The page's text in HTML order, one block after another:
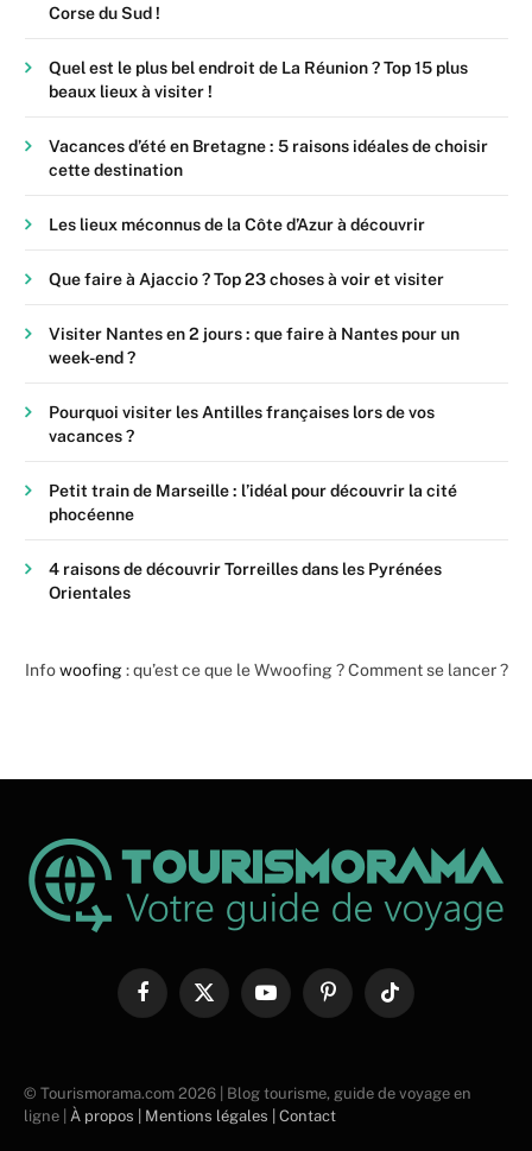
Corse du Sud !
Quel est le plus bel endroit de La Réunion ? Top 15 plus
beaux lieux à visiter !
Vacances d’été en Bretagne : 5 raisons idéales de choisir
cette destination
Les lieux méconnus de la Côte d’Azur à découvrir
Que faire à Ajaccio ? Top 23 choses à voir et visiter
Visiter Nantes en 2 jours : que faire à Nantes pour un
week-end ?
Pourquoi visiter les Antilles françaises lors de vos
vacances ?
Petit train de Marseille : l’idéal pour découvrir la cité
phocéenne
4 raisons de découvrir Torreilles dans les Pyrénées
Orientales
Infowoofing: qu’est ce que le Wwoofing ? Comment se lancer ?
FacebookX
YouTubePinterestTikTok
© Tourismorama.com 2026 | Blog tourisme, guide de voyage en
ligne | À propos | Mentions légales | Contact